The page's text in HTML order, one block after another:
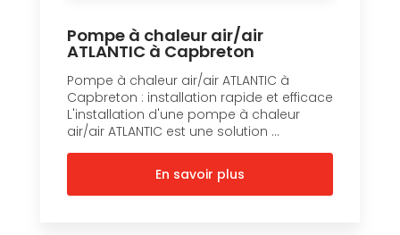
Pompe à chaleur air/air
ATLANTIC à Capbreton
Pompe à chaleur air/air ATLANTIC à
Capbreton : installation rapide et efficace
L'installation d'une pompe à chaleur
air/air ATLANTIC est une solution ...
En savoir plus